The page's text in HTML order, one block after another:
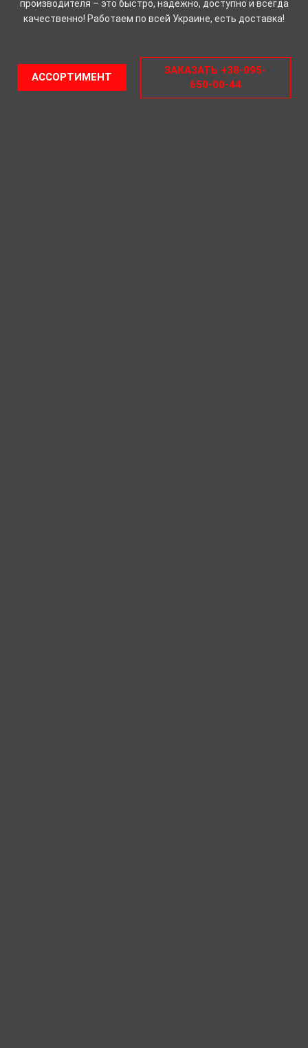
производителя – это быстро, надежно, доступно и всегда
качественно! Работаем по всей Украине, есть доставка!
АССОРТИМЕНТ
ЗАКАЗАТЬ +38-095-
650-00-44